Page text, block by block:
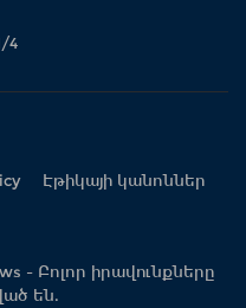
4
Էթիկայի կանոններ
- Բոլոր իրավունքները
են.